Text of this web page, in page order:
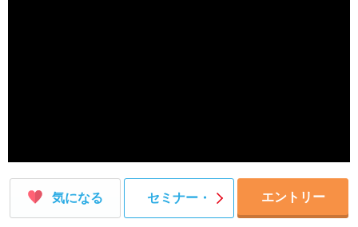
気になる セミナー・ エントリー